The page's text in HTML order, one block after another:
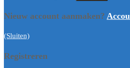
Nieuw account aanmaken?
(Sluiten)
Registreren